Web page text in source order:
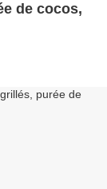
de cocos,